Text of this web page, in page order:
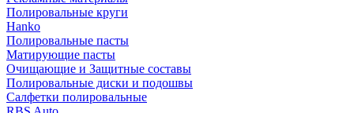
Полировальные круги
Hanko
Полировальные пасты
Матирующие пасты
Очищающие и Защитные составы
Полировальные диски и подошвы
Салфетки полировальные